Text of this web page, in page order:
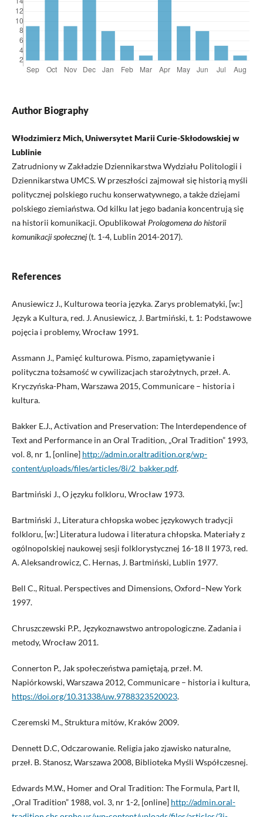
Author Biography
Włodzimierz Mich, Uniwersytet Marii Curie-Skłodowskiej w
Lublinie
Zatrudniony w Zakładzie Dziennikarstwa Wydziału Politologii i
Dziennikarstwa UMCS. W przeszłości zajmował się historią myśli
politycznej polskiego ruchu konserwatywnego, a także dziejami
polskiego ziemiaństwa. Od kilku lat jego badania koncentrują się
na historii komunikacji. Opublikował Prologomena do historii
komunikacji społecznej(t. 1-4, Lublin 2014-2017).
References
Anusiewicz J., Kulturowa teoria języka. Zarys problematyki, [w:]
Język a Kultura, red. J. Anusiewicz, J. Bartmiński, t. 1: Podstawowe
pojęcia i problemy, Wrocław 1991.
Assmann J., Pamięć kulturowa. Pismo, zapamiętywanie i
polityczna tożsamość w cywilizacjach starożytnych, przeł. A.
Kryczyńska-Pham, Warszawa 2015, Communicare – historia i
kultura.
Bakker E.J., Activation and Preservation: The Interdependence of
Text and Performance in an Oral Tradition, „Oral Tradition” 1993,
vol. 8, nr 1, [online] http://admin.oraltradition.org/wp-
content/uploads/files/articles/8i/2_bakker.pdf.
Bartmiński J., O języku folkloru, Wrocław 1973.
Bartmiński J., Literatura chłopska wobec językowych tradycji
folkloru, [w:] Literatura ludowa i literatura chłopska. Materiały z
ogólnopolskiej naukowej sesji folklorystycznej 16-18 II 1973, red.
A. Aleksandrowicz, C. Hernas, J. Bartmiński, Lublin 1977.
Bell C., Ritual. Perspectives and Dimensions, Oxford–New York
1997.
Chruszczewski P.P., Językoznawstwo antropologiczne. Zadania i
metody, Wrocław 2011.
Connerton P., Jak społeczeństwa pamiętają, przeł. M.
Napiórkowski, Warszawa 2012, Communicare – historia i kultura,
https://doi.org/10.31338/uw.9788323520023.
Czeremski M., Struktura mitów, Kraków 2009.
Dennett D.C, Odczarowanie. Religia jako zjawisko naturalne,
przeł. B. Stanosz, Warszawa 2008, Biblioteka Myśli Współczesnej.
Edwards M.W., Homer and Oral Tradition: The Formula, Part II,
„Oral Tradition” 1988, vol. 3, nr 1-2, [online] http://admin.oral-